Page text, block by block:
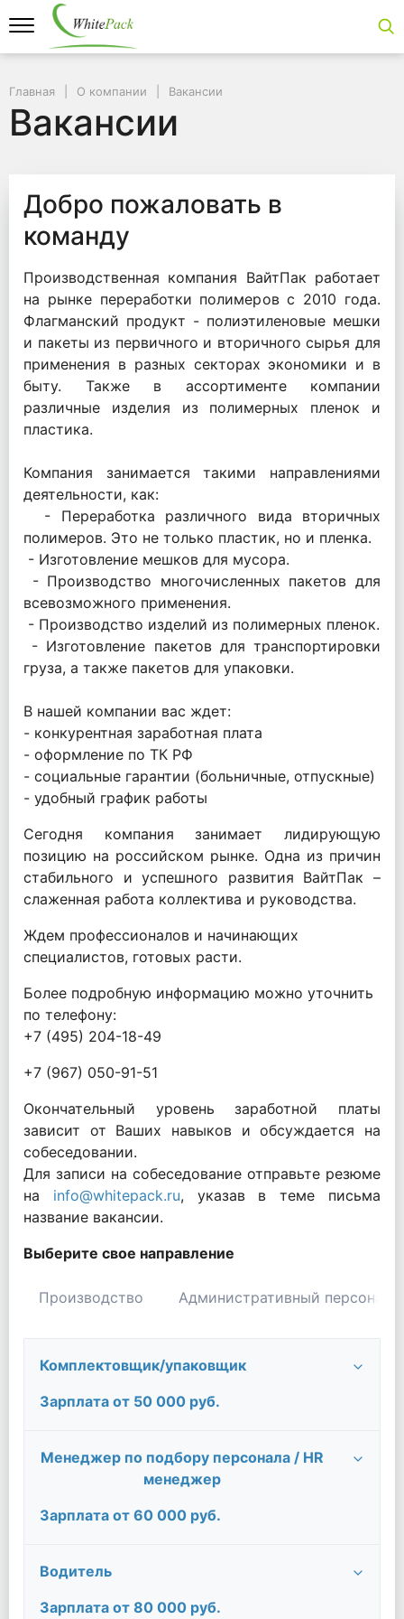
Главная О компании Вакансии
Вакансии
Добро пожаловать в
команду
Производственная компания ВайтПак работает
на рынке переработки полимеров с 2010 года.
Флагманский продукт - полиэтиленовые мешки
и пакеты из первичного и вторичного сырья для
применения в разных секторах экономики и в
быту. Также в ассортименте компании
различные изделия из полимерных пленок и
пластика.
Компания занимается такими направлениями
деятельности, как:
- Переработка различного вида вторичных
полимеров. Это не только пластик, но и пленка.
- Изготовление мешков для мусора.
- Производство многочисленных пакетов для
всевозможного применения.
- Производство изделий из полимерных пленок.
- Изготовление пакетов для транспортировки
груза, а также пакетов для упаковки.
В нашей компании вас ждет:
- конкурентная заработная плата
- оформление по ТК РФ
- социальные гарантии (больничные, отпускные)
- удобный график работы
Сегодня компания занимает лидирующую
позицию на российском рынке. Одна из причин
стабильного и успешного развития ВайтПак –
слаженная работа коллектива и руководства.
Ждем профессионалов и начинающих
специалистов, готовых расти.
Более подробную информацию можно уточнить
по телефону:
+7 (495) 204-18-49
+7 (967) 050-91-51
Окончательный уровень заработной платы
зависит от Ваших навыков и обсуждается на
собеседовании.
Для записи на собеседование отправьте резюме
на info@whitepack.ru, указав в теме письма
название вакансии.
Выберите свое направление
Производство Административный персонал
Комплектовщик/упаковщик
Зарплата от 50 000 руб.
Менеджер по подбору персонала / HR
менеджер
Зарплата от 60 000 руб.
Водитель
Зарплата от 80 000 руб.